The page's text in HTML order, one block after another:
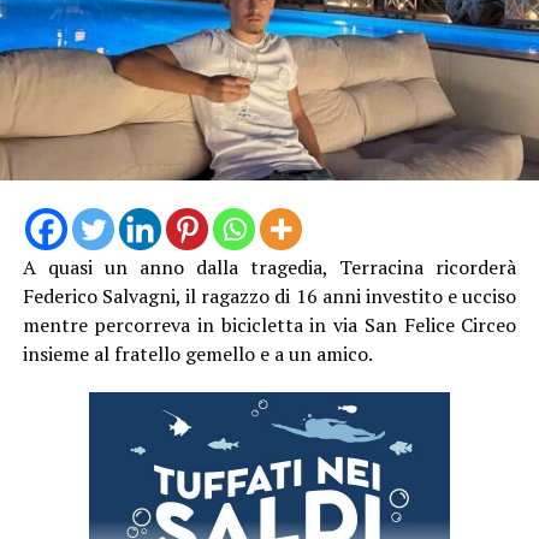
A quasi un anno dalla tragedia, Terracina ricorderà
Federico Salvagni, il ragazzo di 16 anni investito e ucciso
mentre percorreva in bicicletta in via San Felice Circeo
insieme al fratello gemello e a un amico.